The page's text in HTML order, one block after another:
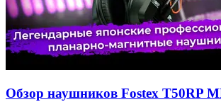
Обзор наушников Fostex T50RP